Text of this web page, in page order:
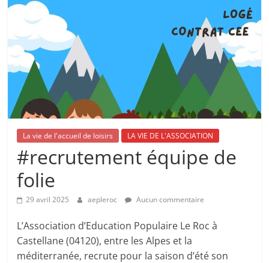
La vie de l'accueil de loisirs LA VIE DE L'ASSOCIATION
#recrutement équipe de
folie
29 avril 2025 aepleroc Aucun commentaire
L’Association d’Education Populaire Le Roc à
Castellane (04120), entre les Alpes et la
méditerranée, recrute pour la saison d’été son